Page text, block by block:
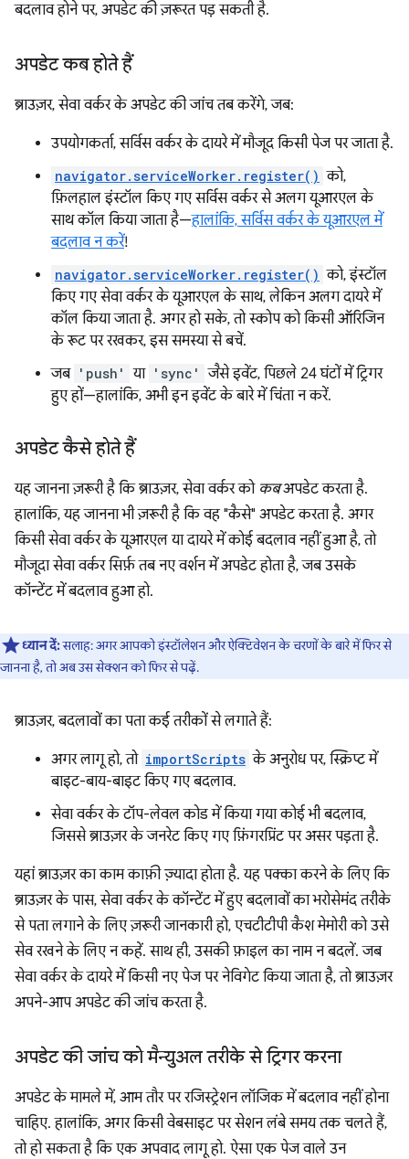
बदलाव होने पर, अपडेट की ज़रूरत पड़ सकती है.
अपडेट कब होते हैं
ब्राउज़र, सेवा वर्कर के अपडेट की जांच तब करेंगे, जब:
उपयोगकर्ता, सर्विस वर्कर के दायरे में मौजूद किसी पेज पर जाता है.
navigator.serviceWorker.register() को,
फ़िलहाल इंस्टॉल किए गए सर्विस वर्कर से अलग यूआरएल के
साथ कॉल किया जाता है—हालांकि, सर्विस वर्कर के यूआरएल में
बदलाव न करें!
navigator.serviceWorker.register() को, इंस्टॉल
किए गए सेवा वर्कर के यूआरएल के साथ, लेकिन अलग दायरे में
कॉल किया जाता है. अगर हो सके, तो स्कोप को किसी ऑरिजिन
के रूट पर रखकर, इस समस्या से बचें.
जब 'push' या 'sync' जैसे इवेंट, पिछले 24 घंटों में ट्रिगर
हुए हों—हालांकि, अभी इन इवेंट के बारे में चिंता न करें.
अपडेट कैसे होते हैं
यह जानना ज़रूरी है कि ब्राउज़र, सेवा वर्कर को कबअपडेट करता है.
हालांकि, यह जानना भी ज़रूरी है कि वह "कैसे" अपडेट करता है. अगर
किसी सेवा वर्कर के यूआरएल या दायरे में कोई बदलाव नहीं हुआ है, तो
मौजूदा सेवा वर्कर सिर्फ़ तब नए वर्शन में अपडेट होता है, जब उसके
कॉन्टेंट में बदलाव हुआ हो.
ध्यान दें:सलाह: अगर आपको इंस्टॉलेशन और ऐक्टिवेशन के चरणों के बारे में फिर से
जानना है, तो अब उस सेक्शन को फिर से पढ़ें.
ब्राउज़र, बदलावों का पता कई तरीकों से लगाते हैं:
अगर लागू हो, तो importScripts के अनुरोध पर, स्क्रिप्ट में
बाइट-बाय-बाइट किए गए बदलाव.
सेवा वर्कर के टॉप-लेवल कोड में किया गया कोई भी बदलाव,
जिससे ब्राउज़र के जनरेट किए गए फ़िंगरप्रिंट पर असर पड़ता है.
यहां ब्राउज़र का काम काफ़ी ज़्यादा होता है. यह पक्का करने के लिए कि
ब्राउज़र के पास, सेवा वर्कर के कॉन्टेंट में हुए बदलावों का भरोसेमंद तरीके
से पता लगाने के लिए ज़रूरी जानकारी हो, एचटीटीपी कैश मेमोरी को उसे
सेव रखने के लिए न कहें. साथ ही, उसकी फ़ाइल का नाम न बदलें. जब
सेवा वर्कर के दायरे में किसी नए पेज पर नेविगेट किया जाता है, तो ब्राउज़र
अपने-आप अपडेट की जांच करता है.
अपडेट की जांच को मैन्युअल तरीके से ट्रिगर करना
अपडेट के मामले में, आम तौर पर रजिस्ट्रेशन लॉजिक में बदलाव नहीं होना
चाहिए. हालांकि, अगर किसी वेबसाइट पर सेशन लंबे समय तक चलते हैं,
तो हो सकता है कि एक अपवाद लागू हो. ऐसा एक पेज वाले उन